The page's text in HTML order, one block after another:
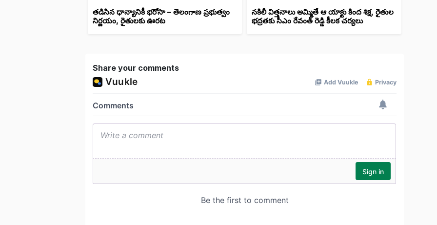
తడిసిన ధాన్యానికీ భరోసా – తెలంగాణ ప్రభుత్వం
నిర్ణయం, రైతులకు ఊరట
నకిలీ విత్తనాలు అమ్మితే ఆ యాక్టు కింద శిక్ష, రైతుల
భద్రతకు సీఎం రేవంత్ రెడ్డి కీలక చర్యలు
Share your comments